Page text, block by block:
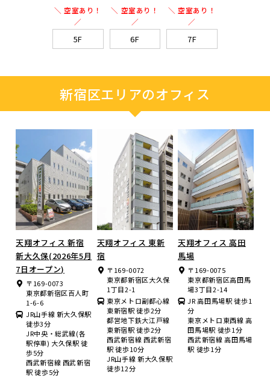
＼ 空室あり！
／
5F
＼ 空室あり！
／
6F
＼ 空室あり！
／
7F
新宿区エリアのオフィス
天翔オフィス 新宿
新大久保(2026年5月
7日オープン)
〒169-0073
東京都新宿区百人町
1-6-6
JR山手線 新大久保駅
徒歩3分
JR中央・総武線(各
駅停車) 大久保駅 徒
歩5分
西武新宿線 西武新宿
駅 徒歩5分
天翔オフィス 東新
宿
〒169-0072
東京都新宿区大久保
1丁目2-1
東京メトロ副都心線
東新宿駅 徒歩2分
都営地下鉄大江戸線
東新宿駅 徒歩2分
西武新宿線 西武新宿
駅 徒歩10分
JR山手線 新大久保駅
徒歩12分
天翔オフィス 高田
馬場
〒169-0075
東京都新宿区高田馬
場3丁目2-14
JR 高田馬場駅 徒歩1
分
東京メトロ東西線 高
田馬場駅 徒歩1分
西武新宿線 高田馬場
駅 徒歩1分